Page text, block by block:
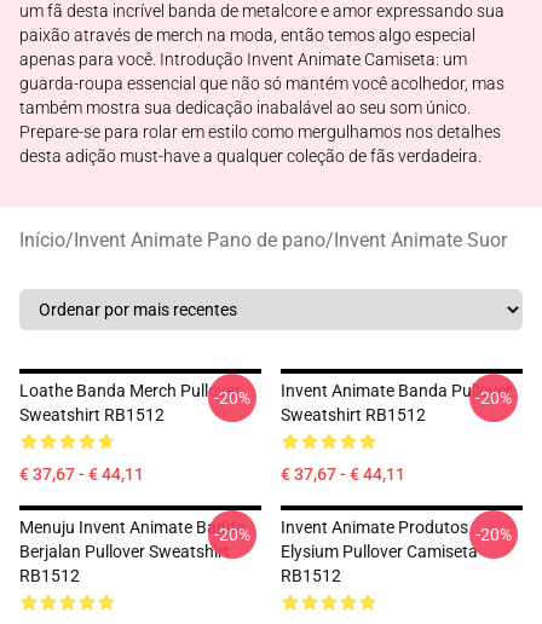
um fã desta incrível banda de metalcore e amor expressando sua
paixão através de merch na moda, então temos algo especial
apenas para você. Introdução Invent Animate Camiseta: um
guarda-roupa essencial que não só mantém você acolhedor, mas
também mostra sua dedicação inabalável ao seu som único.
Prepare-se para rolar em estilo como mergulhamos nos detalhes
desta adição must-have a qualquer coleção de fãs verdadeira.
Início/Invent Animate Pano de pano/Invent Animate Suor
Loathe Banda Merch Pullover
Sweatshirt RB1512
€ 37,67 - € 44,11
-20%
Invent Animate Banda Pullover
Sweatshirt RB1512
€ 37,67 - € 44,11
-20%
Menuju Invent Animate Banda
Berjalan Pullover Sweatshirt
RB1512
-20%
Invent Animate Produtos
Elysium Pullover Camiseta
RB1512
-20%